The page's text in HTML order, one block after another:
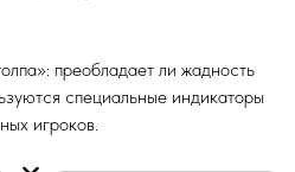
преобладает ли жадность
специальные индикаторы
игроков.